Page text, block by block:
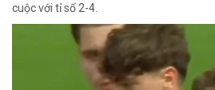
cuộc với tỉ số 2-4.